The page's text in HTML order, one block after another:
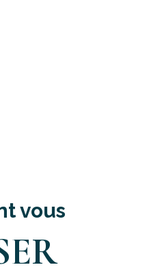
vous